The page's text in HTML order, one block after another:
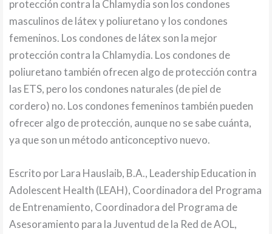
protección contra la Chlamydia son los condones
masculinos de látex y poliuretano y los condones
femeninos. Los condones de látex son la mejor
protección contra la Chlamydia. Los condones de
poliuretano también ofrecen algo de protección contra
las ETS, pero los condones naturales (de piel de
cordero) no. Los condones femeninos también pueden
ofrecer algo de protección, aunque no se sabe cuánta,
ya que son un método anticonceptivo nuevo.
Escrito por Lara Hauslaib, B.A., Leadership Education in
Adolescent Health (LEAH), Coordinadora del Programa
de Entrenamiento, Coordinadora del Programa de
Asesoramiento para la Juventud de la Red de AOL,